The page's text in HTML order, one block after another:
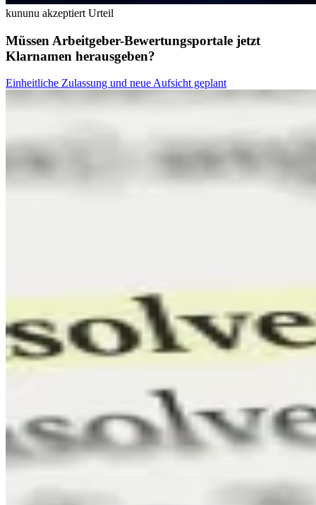
kununu akzeptiert Urteil
Müssen Arbeitgeber-Bewertungsportale jetzt
Klarnamen herausgeben?
Einheitliche Zulassung und neue Aufsicht geplant